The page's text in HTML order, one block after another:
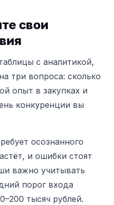
свои
с аналитикой,
три вопроса: сколько
опыт в закупках и
конкуренции вы
осознанного
и ошибки стоят
важно учитывать
порог входа
тысяч рублей.